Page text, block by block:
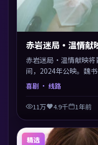
赤岩迷局·温情献
赤岩迷局·温情献映将
间，2024年公映。魏
题，节奏张弛有度，留
钩子分布均匀，适合一
喜剧 · 线路
11万 4.9千 1年前
精选